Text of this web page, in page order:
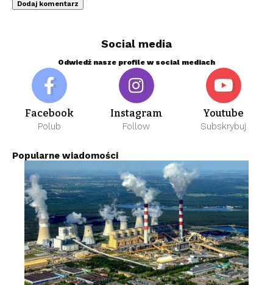
Social media
Odwiedź nasze profile w social mediach
Facebook
Polub
Instagram
Follow
Youtube
Subskrybuj
Popularne wiadomości